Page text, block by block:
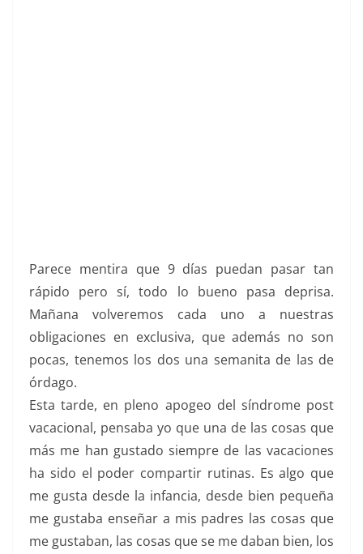
Parece mentira que 9 días puedan pasar tan
rápido pero sí, todo lo bueno pasa deprisa.
Mañana volveremos cada uno a nuestras
obligaciones en exclusiva, que además no son
pocas, tenemos los dos una semanita de las de
órdago.
Esta tarde, en pleno apogeo del síndrome post
vacacional, pensaba yo que una de las cosas que
más me han gustado siempre de las vacaciones
ha sido el poder compartir rutinas. Es algo que
me gusta desde la infancia, desde bien pequeña
me gustaba enseñar a mis padres las cosas que
me gustaban, las cosas que se me daban bien, los